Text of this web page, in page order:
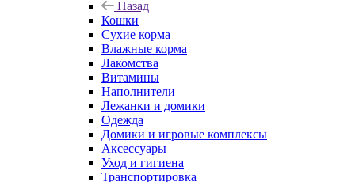
Назад
Кошки
Сухие корма
Влажные корма
Лакомства
Витамины
Наполнители
Лежанки и домики
Одежда
Домики и игровые комплексы
Аксессуары
Уход и гигиена
Транспортировка